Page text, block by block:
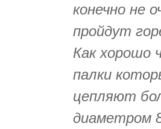
конечно не
пройдут
Как хорошо
палки
цепляют
диаметром